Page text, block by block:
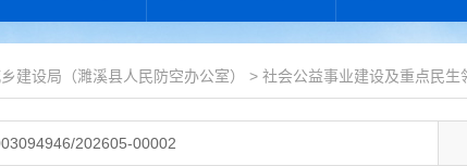
建设局（濉溪县人民防空办公室） > 社会公益事业建设及重点民生
202605-00002